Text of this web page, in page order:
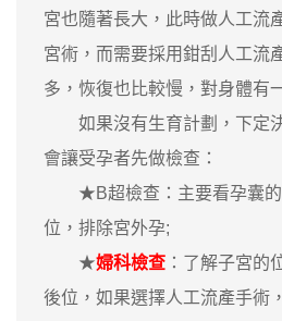
宮也隨著長大，此時做人工流
宮術，而需要採用鉗刮人工流
多，恢復也比較慢，對身體有
如果沒有生育計劃，下定
會讓受孕者先做檢查：
★B超檢查：主要看孕囊的
位，排除宮外孕;
★婦科檢查 ：了解子宮的
後位，如果選擇人工流產手術